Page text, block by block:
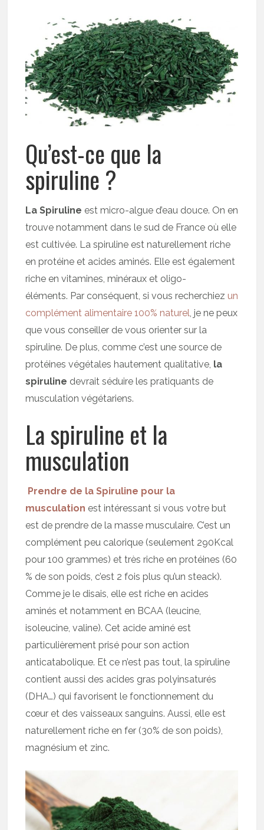
Qu’est-ce que la
spiruline ?
La Spiruline est micro-algue d’eau douce. On en
trouve notamment dans le sud de France où elle
est cultivée. La spiruline est naturellement riche
en protéine et acides aminés. Elle est également
riche en vitamines, minéraux et oligo-
éléments. Par conséquent, si vous recherchiez un
complément alimentaire 100% naturel, je ne peux
que vous conseiller de vous orienter sur la
spiruline. De plus, comme c’est une source de
protéines végétales hautement qualitative, la
spiruline devrait séduire les pratiquants de
musculation végétariens.
La spiruline et la
musculation
Prendre de la Spiruline pour la
musculation est intéressant si vous votre but
est de prendre de la masse musculaire. C’est un
complément peu calorique (seulement 290Kcal
pour 100 grammes) et très riche en protéines (60
% de son poids, c’est 2 fois plus qu’un steack).
Comme je le disais, elle est riche en acides
aminés et notamment en BCAA (leucine,
isoleucine, valine). Cet acide aminé est
particulièrement prisé pour son action
anticatabolique. Et ce n’est pas tout, la spiruline
contient aussi des acides gras polyinsaturés
(DHA…) qui favorisent le fonctionnement du
cœur et des vaisseaux sanguins. Aussi, elle est
naturellement riche en fer (30% de son poids),
magnésium et zinc.